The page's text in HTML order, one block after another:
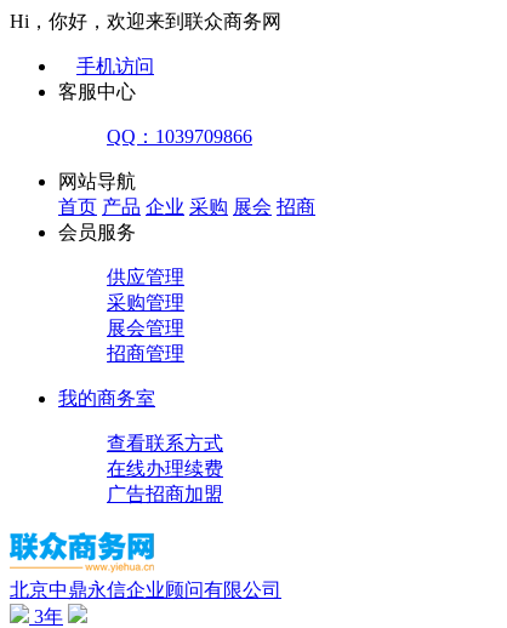
Hi，你好，欢迎来到联众商务网
手机访问
客服中心
QQ：1039709866
网站导航
首页 产品 企业 采购 展会 招商
会员服务
供应管理
采购管理
展会管理
招商管理
我的商务室
查看联系方式
在线办理续费
广告招商加盟
北京中鼎永信企业顾问有限公司
3年